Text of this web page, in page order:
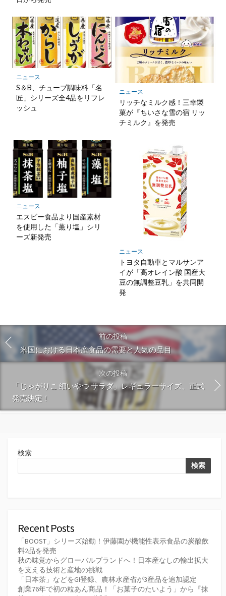
ニュース
S＆B、チューブ調味料「名
匠」シリーズ全4品をリフレ
ッシュ
ニュース
リッチなミルク感！三幸製
菓が『ちいさな雪の宿 リッ
チミルク』を発売
ニュース
エスビー食品より国産素材
を使用した「薫り塩」シリ
ーズ新発売
ニュース
トヨタ自動車とマルサンア
イが「高オレイン酸 国産大
豆の無調整豆乳」を共同開
発
前の投稿
米国における日本産食品の需要と人気の品目
次の投稿
「じゃがりこ 細いやつ サラダ」レギュラーサイズ、正式
発売決定！
検索
検索
Recent Posts
「BOOST」シリーズ始動！伊藤園が機能性表示食品の炭酸飲
料2品を発売
秋の味覚からグローバルブランドへ！日本産なしの輸出拡大
を支える技術と産地の挑戦
「日本茶」などをGI登録、農林水産省が3産品を追加認定
創業76年で初の粒あん商品！「お菓子のたいよう」から『抹